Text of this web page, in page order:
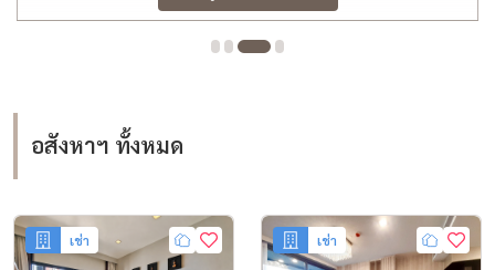
Remarks: Riverfront view, corner unit
อสังหาฯ ทั้งหมด
เช่า เช่า